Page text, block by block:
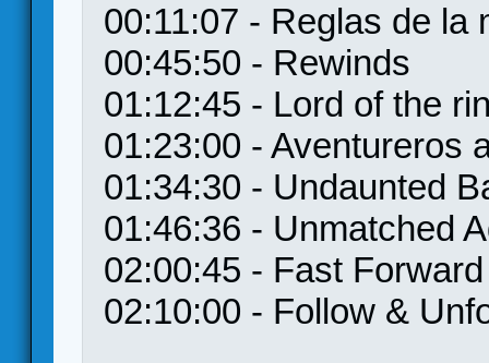
00:11:07 - Reglas de la
00:45:50 - Rewinds
01:12:45 - Lord of the
01:23:00 - Aventureros
01:34:30 - Undaunted
01:46:36 - Unmatched
02:00:45 - Fast Forward
02:10:00 - Follow &